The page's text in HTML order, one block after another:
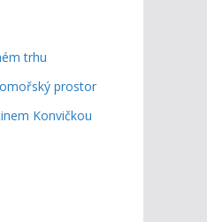
trhu
prostor
Konvičkou